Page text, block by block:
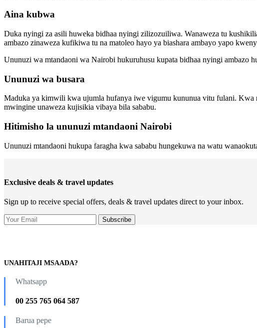
Aina kubwa
Duka nyingi za asili huweka bidhaa nyingi zilizozuiliwa. Wanaweza tu
ambazo zinaweza kufikiwa tu na matoleo hayo ya biashara ambayo yapo
Ununuzi wa mtandaoni wa Nairobi hukuruhusu kupata bidhaa nyingi ambazo
Ununuzi wa busara
Maduka ya kimwili kwa ujumla hufanya iwe vigumu kununua vitu fulani. Kwa
mwingine unaweza kujisikia vibaya bila sababu.
Hitimisho la ununuzi mtandaoni Nairobi
Ununuzi mtandaoni hukupa faragha kwa sababu hungekuwa na watu
Exclusive deals & travel updates
Sign up to receive special offers, deals & travel updates direct to your inbox.
UNAHITAJI MSAADA?
Whatsapp
00 255 765 064 587
Barua pepe